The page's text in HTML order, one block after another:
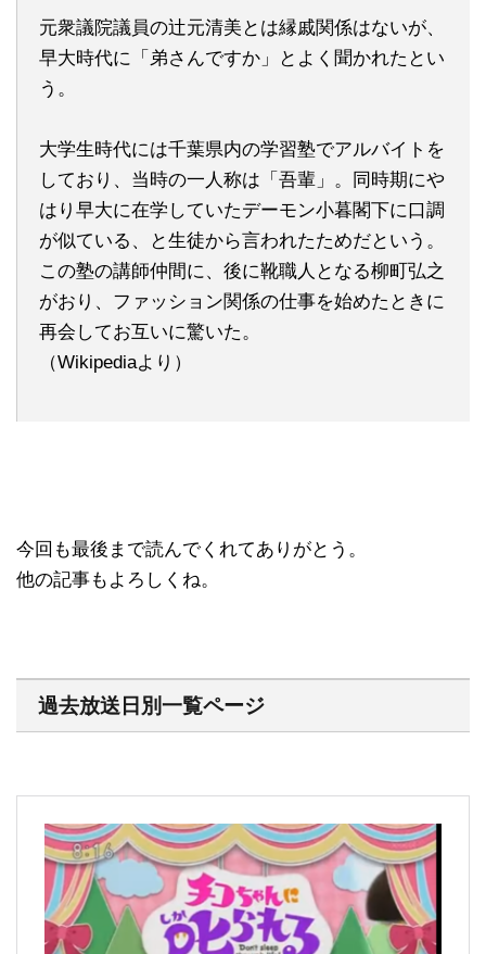
元衆議院議員の辻元清美とは縁戚関係はないが、
早大時代に「弟さんですか」とよく聞かれたとい
う。
大学生時代には千葉県内の学習塾でアルバイトを
しており、当時の一人称は「吾輩」。同時期にや
はり早大に在学していたデーモン小暮閣下に口調
が似ている、と生徒から言われたためだという。
この塾の講師仲間に、後に靴職人となる柳町弘之
がおり、ファッション関係の仕事を始めたときに
再会してお互いに驚いた。
（Wikipediaより）
今回も最後まで読んでくれてありがとう。
他の記事もよろしくね。
過去放送日別一覧ページ